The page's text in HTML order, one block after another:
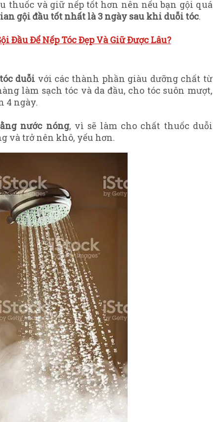
được gội đầu ngay. Do thời điểm này là
thuốc và giữ nếp tốt hơn nên nếu bạn gội quá
Đầu Để Nếp Tóc Đẹp Và Giữ Được Lâu?
duỗivới các thành phần giàu dưỡng chất từ
làm sạch tóc và da đầu, cho tóc suôn mượt,
nước nóng, vì sẽ làm cho chất thuốc duỗi
và trở nên khô, yếu hơn.